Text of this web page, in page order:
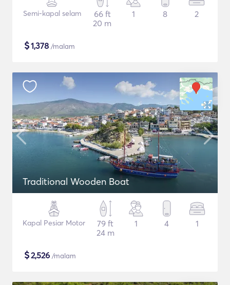
Semi-kapal selam
66 ft
20 m
1 8 2
$1,378 /malam
Traditional Wooden Boat
Kapal Pesiar Motor
79 ft
24 m
1 4 1
$2,526 /malam